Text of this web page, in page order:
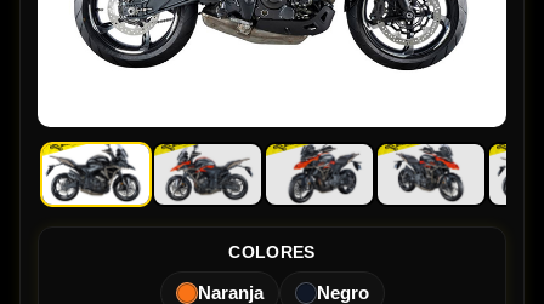
COLORES
Naranja Negro